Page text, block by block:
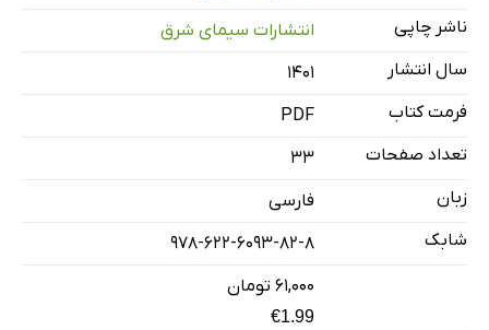
ناشر چاپی
انتشارات سیمای شرق
سال انتشار
۱۴۰۱
فرمت کتاب
PDF
تعداد صفحات
33
زبان
فارسی
شابک
978-622-6093-82-8
۶۱,۰۰۰ تومان
€1.99